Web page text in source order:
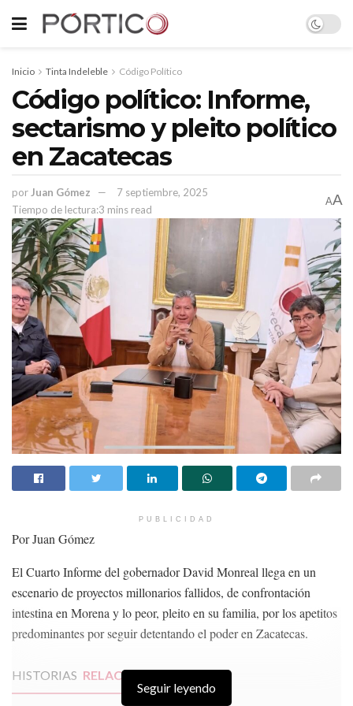
Inicio Tinta Indeleble Código Político
Código político: Informe,
sectarismo y pleito político
en Zacatecas
por Juan Gómez
7 septiembre, 2025
Tiempo de lectura:3 mins read
AA
PUBLICIDAD
Por Juan Gómez
El Cuarto Informe del gobernador David Monreal llega en un
escenario de proyectos millonarios fallidos, de confrontación
intestina en Morena y lo peor, pleito en su familia, por los apetitos
predominantes por seguir detentando el poder en Zacatecas.
HISTORIAS RELACIONADAS
Seguir leyendo